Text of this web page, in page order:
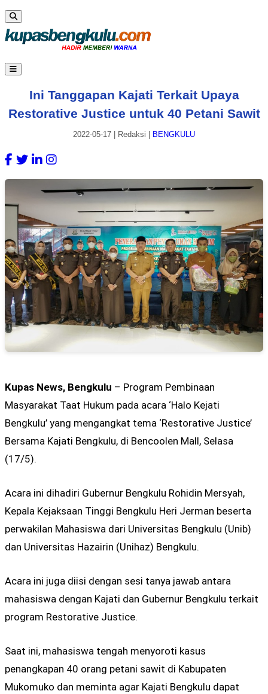
Ini Tanggapan Kajati Terkait Upaya
Restorative Justice untuk 40 Petani Sawit
2022-05-17 Redaksi BENGKULU
Kupas News, Bengkulu – Program Pembinaan
Masyarakat Taat Hukum pada acara ‘Halo Kejati
Bengkulu’ yang mengangkat tema ‘Restorative Justice’
Bersama Kajati Bengkulu, di Bencoolen Mall, Selasa
(17/5).
Acara ini dihadiri Gubernur Bengkulu Rohidin Mersyah,
Kepala Kejaksaan Tinggi Bengkulu Heri Jerman beserta
perwakilan Mahasiswa dari Universitas Bengkulu (Unib)
dan Universitas Hazairin (Unihaz) Bengkulu.
Acara ini juga diisi dengan sesi tanya jawab antara
mahasiswa dengan Kajati dan Gubernur Bengkulu terkait
program Restorative Justice.
Saat ini, mahasiswa tengah menyoroti kasus
penangkapan 40 orang petani sawit di Kabupaten
Mukomuko dan meminta agar Kajati Bengkulu dapat